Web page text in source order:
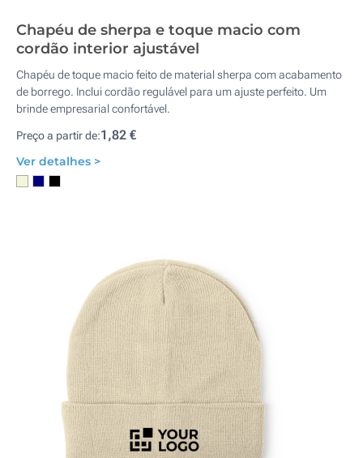
Chapéu de sherpa e toque macio com
cordão interior ajustável
Chapéu de toque macio feito de material sherpa com acabamento
de borrego. Inclui cordão regulável para um ajuste perfeito. Um
brinde empresarial confortável.
Preço a partir de:1,82 €
Ver detalhes >